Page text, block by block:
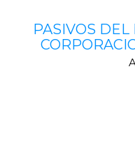
PASIVOS